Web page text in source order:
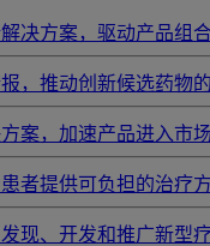
决方案，驱动产品组
，推动创新候选药物
案，加速产品进入市
者提供可负担的治疗
现、开发和推广新型